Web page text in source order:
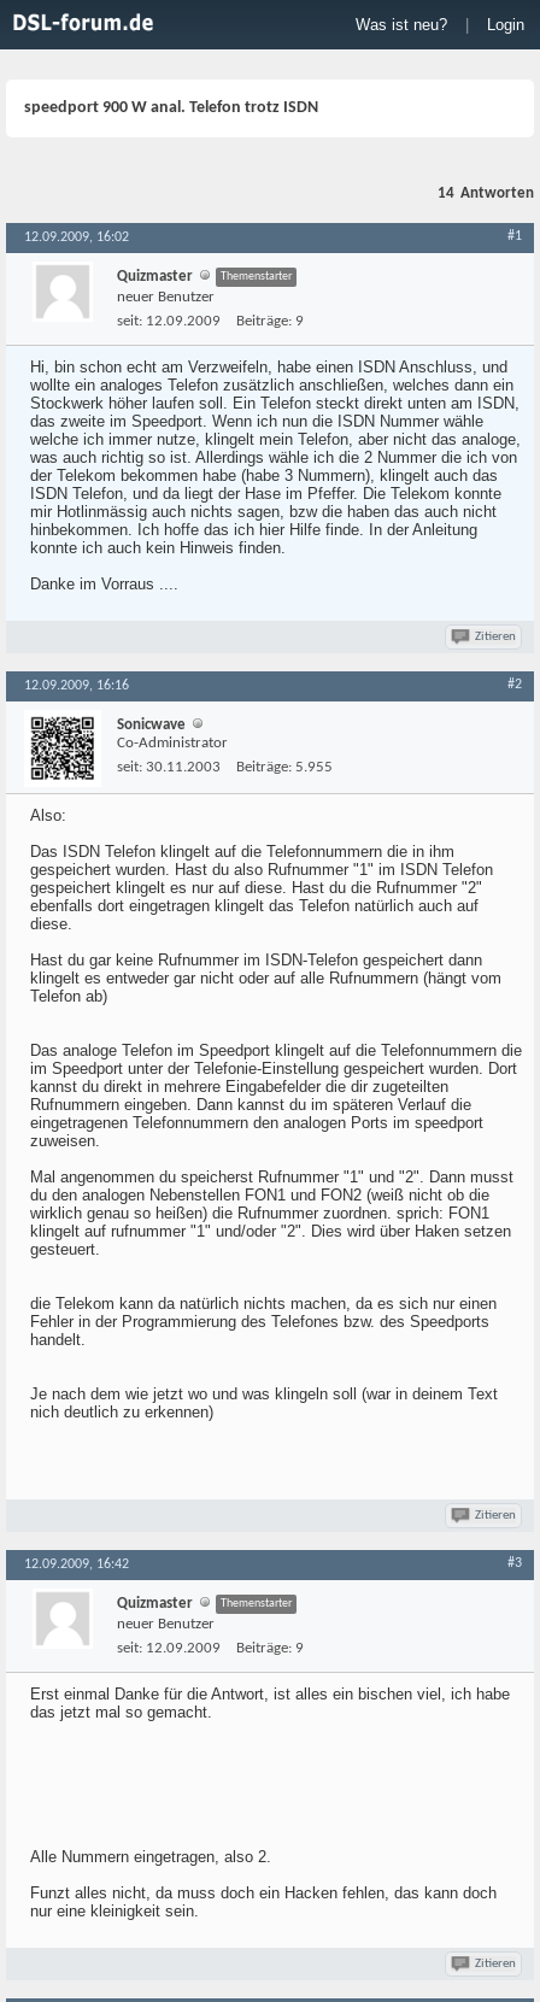
Was ist neu? Login
speedport 900 W anal. Telefon trotz ISDN
14 Antworten
12.09.2009, 16:02 #1
Quizmaster Themenstarter
neuer Benutzer
seit: 12.09.2009 Beiträge: 9
Hi, bin schon echt am Verzweifeln, habe einen ISDN Anschluss, und
wollte ein analoges Telefon zusätzlich anschließen, welches dann ein
Stockwerk höher laufen soll. Ein Telefon steckt direkt unten am ISDN,
das zweite im Speedport. Wenn ich nun die ISDN Nummer wähle
welche ich immer nutze, klingelt mein Telefon, aber nicht das analoge,
was auch richtig so ist. Allerdings wähle ich die 2 Nummer die ich von
der Telekom bekommen habe (habe 3 Nummern), klingelt auch das
ISDN Telefon, und da liegt der Hase im Pfeffer. Die Telekom konnte
mir Hotlinmässig auch nichts sagen, bzw die haben das auch nicht
hinbekommen. Ich hoffe das ich hier Hilfe finde. In der Anleitung
konnte ich auch kein Hinweis finden.
Danke im Vorraus ....
Zitieren
12.09.2009, 16:16 #2
Sonicwave
Co-Administrator
seit: 30.11.2003 Beiträge: 5.955
Also:
Das ISDN Telefon klingelt auf die Telefonnummern die in ihm
gespeichert wurden. Hast du also Rufnummer "1" im ISDN Telefon
gespeichert klingelt es nur auf diese. Hast du die Rufnummer "2"
ebenfalls dort eingetragen klingelt das Telefon natürlich auch auf
diese.
Hast du gar keine Rufnummer im ISDN-Telefon gespeichert dann
klingelt es entweder gar nicht oder auf alle Rufnummern (hängt vom
Telefon ab)
Das analoge Telefon im Speedport klingelt auf die Telefonnummern die
im Speedport unter der Telefonie-Einstellung gespeichert wurden. Dort
kannst du direkt in mehrere Eingabefelder die dir zugeteilten
Rufnummern eingeben. Dann kannst du im späteren Verlauf die
eingetragenen Telefonnummern den analogen Ports im speedport
zuweisen.
Mal angenommen du speicherst Rufnummer "1" und "2". Dann musst
du den analogen Nebenstellen FON1 und FON2 (weiß nicht ob die
wirklich genau so heißen) die Rufnummer zuordnen. sprich: FON1
klingelt auf rufnummer "1" und/oder "2". Dies wird über Haken setzen
gesteuert.
die Telekom kann da natürlich nichts machen, da es sich nur einen
Fehler in der Programmierung des Telefones bzw. des Speedports
handelt.
Je nach dem wie jetzt wo und was klingeln soll (war in deinem Text
nich deutlich zu erkennen)
Zitieren
12.09.2009, 16:42 #3
Quizmaster Themenstarter
neuer Benutzer
seit: 12.09.2009 Beiträge: 9
Erst einmal Danke für die Antwort, ist alles ein bischen viel, ich habe
das jetzt mal so gemacht.
Alle Nummern eingetragen, also 2.
Funzt alles nicht, da muss doch ein Hacken fehlen, das kann doch
nur eine kleinigkeit sein.
Zitieren